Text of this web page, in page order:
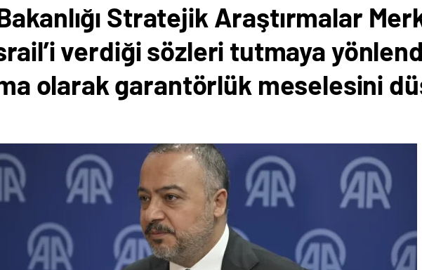
Stratejik Araştırmalar
verdiği sözleri tutmaya
olarak garantörlük meselesini